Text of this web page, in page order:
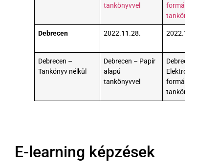
tankönyvvel
formátumú)
tankönyvvel
Debrecen 2022.11.28. 2022.11.29.
Debrecen –
Tankönyv nélkül
Debrecen – Papír
alapú
tankönyvvel
Debrecen –
Elektronikus (pdf
formátumú)
tankönyvvel
E-learning képzések